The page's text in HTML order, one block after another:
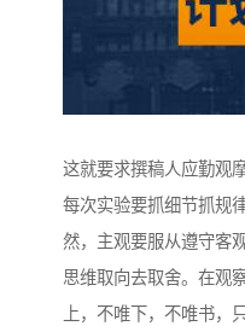
这就要求撰稿人应勤观
每次实验要抓细节抓规
然，主观要服从遵守客
思维取向去取舍。在观
上，不唯下，不唯书